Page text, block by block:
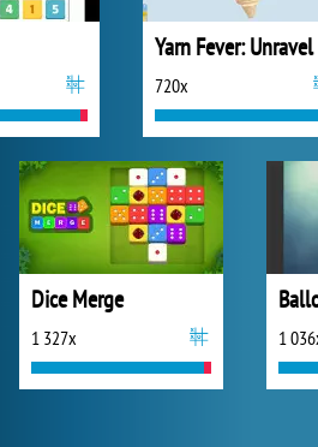
720x
Dice Merge
1 327x 1